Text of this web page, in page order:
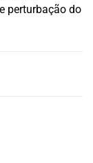
perturbação do